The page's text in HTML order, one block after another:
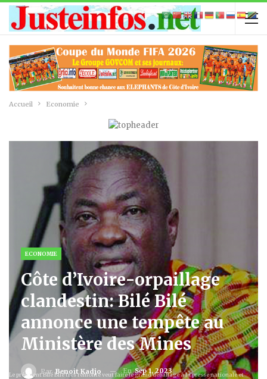
Accueil Economie
ECONOMIE
Côte d’Ivoire-orpaillage
clandestin: Bilé Bilé
annonce une tempête au
Ministère des Mines
Par Benoit Kadjo EnSep 1, 2023
Le président Bilé Bilé très remonté veut faire le grand déballage à la presse nationale et